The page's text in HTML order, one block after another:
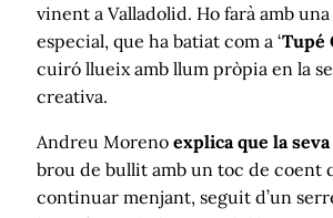
vinent a Valladolid. Ho farà amb
especial, que ha batiat com a ‘Tupé
cuiró llueix amb llum pròpia en la
creativa.
Andreu Moreno explica que la
brou de bullit amb un toc de coent
continuar menjant, seguit d’un